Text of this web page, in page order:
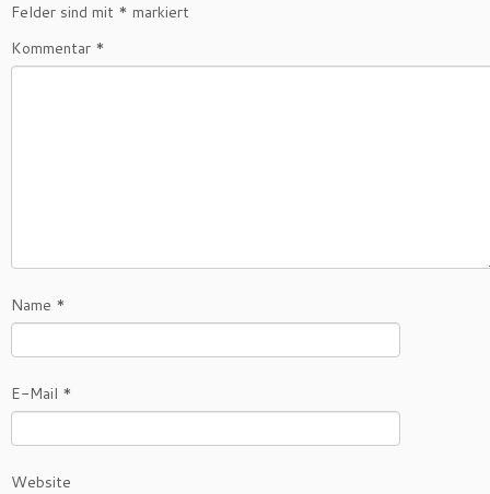
Felder sind mit * markiert
Kommentar *
Name *
E-Mail *
Website